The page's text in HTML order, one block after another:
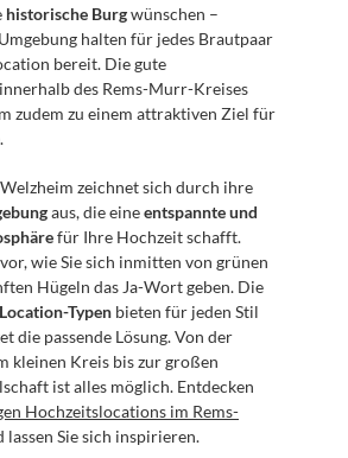
historische Burg wünschen –
halten für jedes Brautpaar
bereit. Die gute
des Rems-Murr-Kreises
zudem zu einem attraktiven Ziel für
aus, die eine entspannte und
für Ihre Hochzeit schafft.
wie Sie sich inmitten von grünen
Typen bieten für jeden Stil
die passende Lösung. Von der
kleinen Kreis bis zur großen
ist alles möglich. Entdecken
Hochzeitslocations im Rems-
lassen Sie sich inspirieren.